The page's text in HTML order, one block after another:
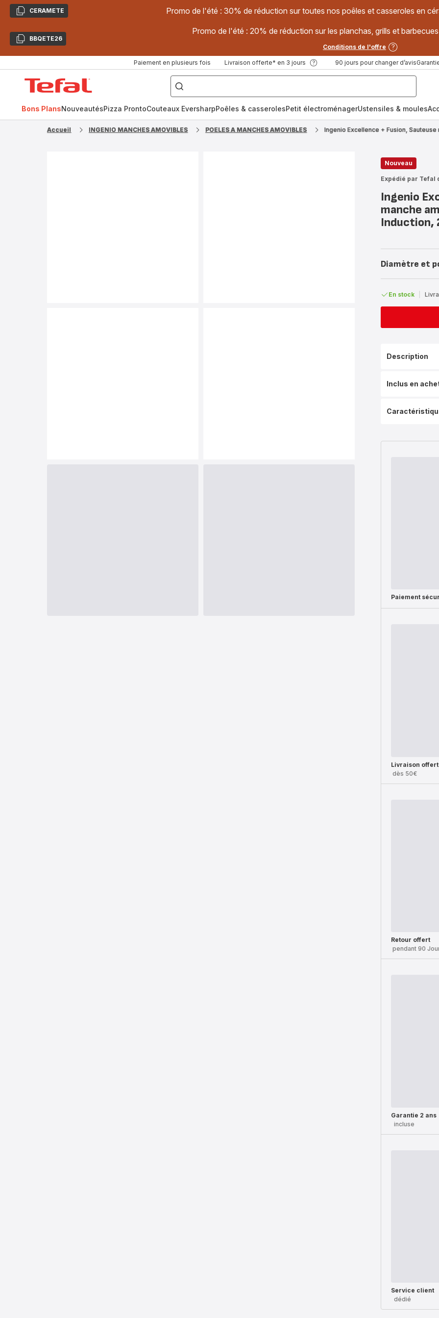
CopierCERAMETE Promo de l'été : 30% de réduction sur toutes nos poêles et casseroles en
CopierBBQETE26
Promo de l'été : 20% de réduction sur les planchas, grills et
Conditions de l'offre
Paiement en plusieurs fois Livraison offerte* en 3 jours 90 jours pour changer d’avis
["Poêles
inox,
Cake
Factory,
Bons PlansNouveautésPizza ProntoCouteaux EversharpPoêles & casserolesPetit électroménagerUstensiles & moules
Accueil INGENIO MANCHES AMOVIBLES POELES A MANCHES AMOVIBLES Ingenio Excellence + Fusion,
Nouveau
Expédié par Tefal
Ingenio
manche
Induction,
Diamètre et
En stock
Description
Inclus en
Paiement
Livraison
dès 50€
Retour offert
pendant 90
Garantie 2 ans
incluse
Service client
dédié